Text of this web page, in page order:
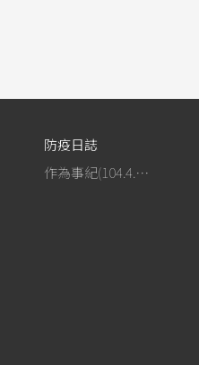
防疫日誌
作為事紀(104.4.13行政院新聞傳播處彙整)